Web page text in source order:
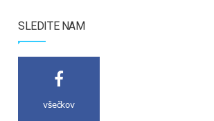
SLEDITE NAM
všečkov